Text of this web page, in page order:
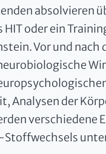
absolvieren
oder ein
Vor und
Analysen der
Stoffwechsels